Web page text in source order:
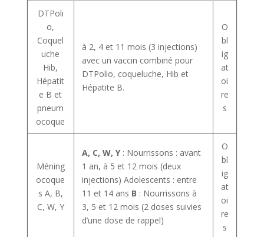
DTPoli
o,
Coquel
uche
Hib,
Hépatit
e B et
pneum
ocoque
à 2, 4 et 11 mois (3 injections)
avec un vaccin combiné pour
DTPolio, coqueluche, Hib et
Hépatite B.
O
bl
ig
at
oi
re
s
Méning
ocoque
s A, B,
C, W, Y
A, C, W, Y: Nourrissons : avant
1 an, à 5 et 12 mois (deux
injections) Adolescents : entre
11 et 14 ans B : Nourrissons à
3, 5 et 12 mois (2 doses suivies
d’une dose de rappel)
O
bl
ig
at
oi
re
s